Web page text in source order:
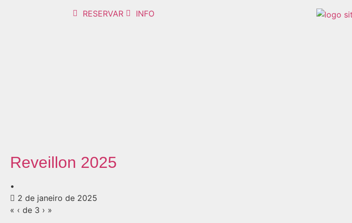
RESERVAR INFO
Reveillon 2025
•
2 de janeiro de 2025
« ‹ de 3 › »